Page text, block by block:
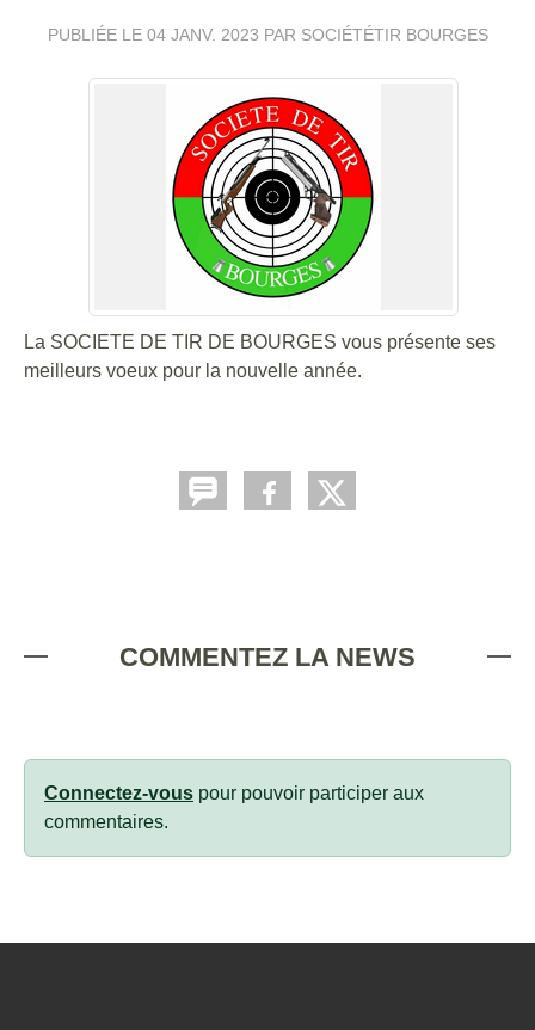
PUBLIÉE LE 04 JANV. 2023 PAR SOCIÉTÉTIR BOURGES
La SOCIETE DE TIR DE BOURGES vous présente ses
meilleurs voeux pour la nouvelle année.
COMMENTEZ LA NEWS
Connectez-vous pour pouvoir participer aux
commentaires.